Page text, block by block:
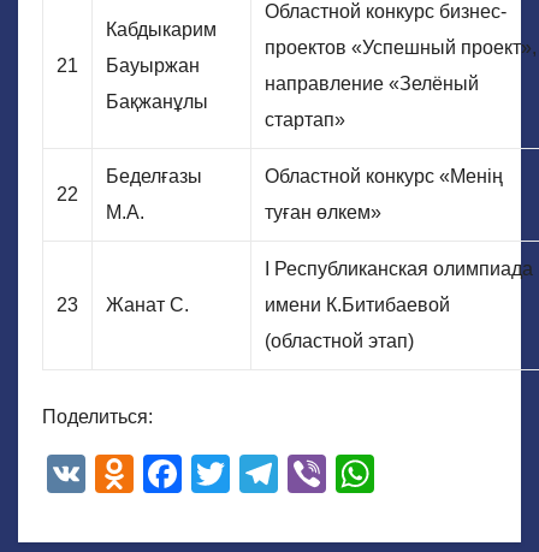
21
Кабдыкарим
Бауыржан
Бақжанұлы
Областной конкурс бизнес-
проектов «Успешный проект»,
направление «Зелёный
стартап»
22
Беделғазы
М.А.
Областной конкурс «Менің
туған өлкем»
23 Жанат С.
I Республиканская олимпиада
имени К.Битибаевой
(областной этап)
Поделиться:
V
O
F
T
T
Vi